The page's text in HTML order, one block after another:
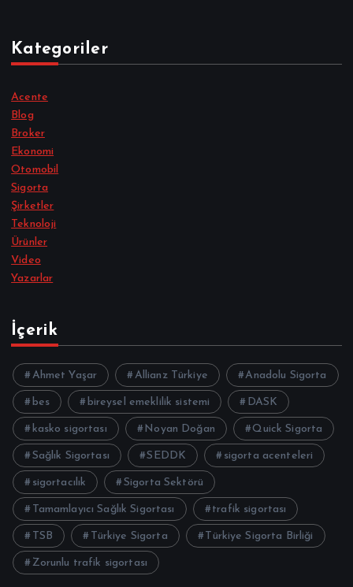
Kategoriler
Acente
Blog
Broker
Ekonomi
Otomobil
Sigorta
Şirketler
Teknoloji
Ürünler
Video
Yazarlar
İçerik
Ahmet Yaşar Allianz Türkiye Anadolu Sigorta
bes bireysel emeklilik sistemi DASK
kasko sigortası Noyan Doğan Quick Sigorta
Sağlık Sigortası SEDDK sigorta acenteleri
sigortacılık Sigorta Sektörü
Tamamlayıcı Sağlık Sigortası trafik sigortası
TSB Türkiye Sigorta Türkiye Sigorta Birliği
Zorunlu trafik sigortası